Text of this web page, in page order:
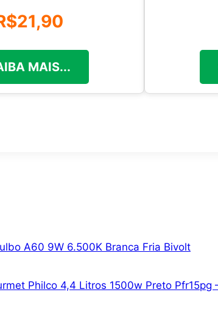
MAIS...
A60 9W 6.500K Branca Fria Bivolt
Philco 4,4 Litros 1500w Preto Pfr15pg